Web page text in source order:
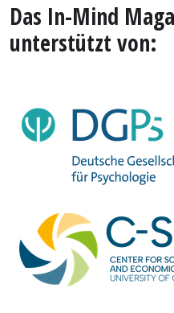
Das In-Mind
unterstützt von: